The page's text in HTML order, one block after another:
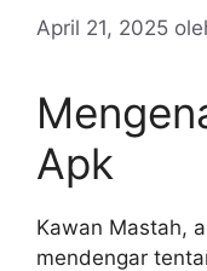
April 21, 2025
Apk
Kawan Mastah,
mendengar